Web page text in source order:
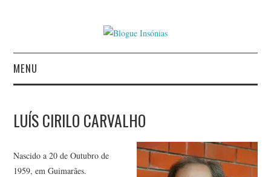
MENU
AUTORES
CONTACTO
LUÍS CIRILO CARVALHO
Nascido a 20 de Outubro de
1959, em Guimarães.